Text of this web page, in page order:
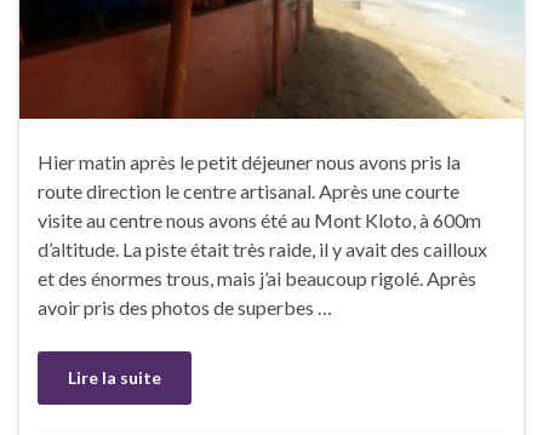
Hier matin après le petit déjeuner nous avons pris la
route direction le centre artisanal. Après une courte
visite au centre nous avons été au Mont Kloto, à 600m
d’altitude. La piste était très raide, il y avait des cailloux
et des énormes trous, mais j’ai beaucoup rigolé. Après
avoir pris des photos de superbes …
Lire la suite